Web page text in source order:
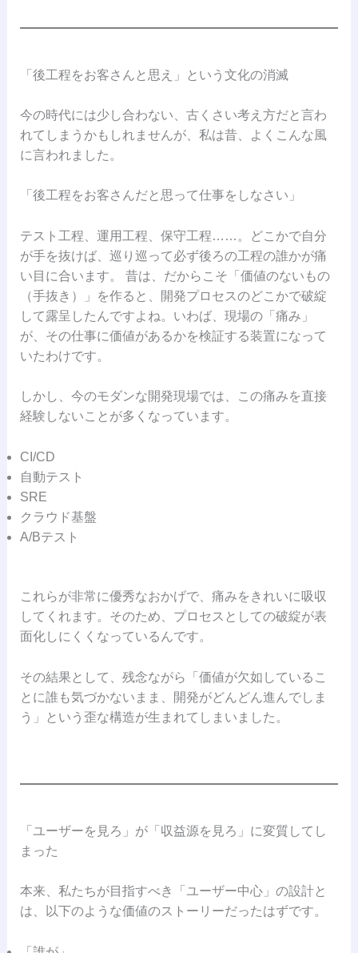
「後工程をお客さんと思え」という文化の消滅
今の時代には少し合わない、古くさい考え方だと言わ
れてしまうかもしれませんが、私は昔、よくこんな風
に言われました。
「後工程をお客さんだと思って仕事をしなさい」
テスト工程、運用工程、保守工程……。どこかで自分
が手を抜けば、巡り巡って必ず後ろの工程の誰かが痛
い目に合います。 昔は、だからこそ「価値のないもの
（手抜き）」を作ると、開発プロセスのどこかで破綻
して露呈したんですよね。いわば、現場の「痛み」
が、その仕事に価値があるかを検証する装置になって
いたわけです。
しかし、今のモダンな開発現場では、この痛みを直接
経験しないことが多くなっています。
CI/CD
自動テスト
SRE
クラウド基盤
A/Bテスト
これらが非常に優秀なおかげで、痛みをきれいに吸収
してくれます。そのため、プロセスとしての破綻が表
面化しにくくなっているんです。
その結果として、残念ながら「価値が欠如しているこ
とに誰も気づかないまま、開発がどんどん進んでしま
う」という歪な構造が生まれてしまいました。
「ユーザーを見ろ」が「収益源を見ろ」に変質してし
まった
本来、私たちが目指すべき「ユーザー中心」の設計と
は、以下のような価値のストーリーだったはずです。